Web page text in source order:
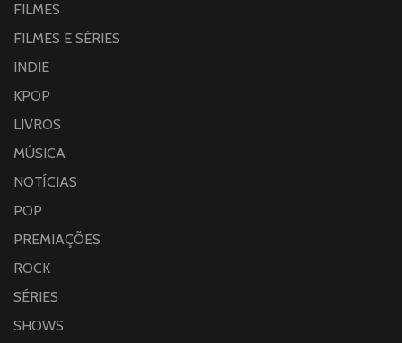
FILMES
FILMES E SÉRIES
INDIE
KPOP
LIVROS
MÚSICA
NOTÍCIAS
POP
PREMIAÇÕES
ROCK
SÉRIES
SHOWS